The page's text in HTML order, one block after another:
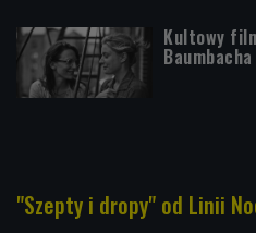
Kultowy
"Szepty i dropy" od Linii